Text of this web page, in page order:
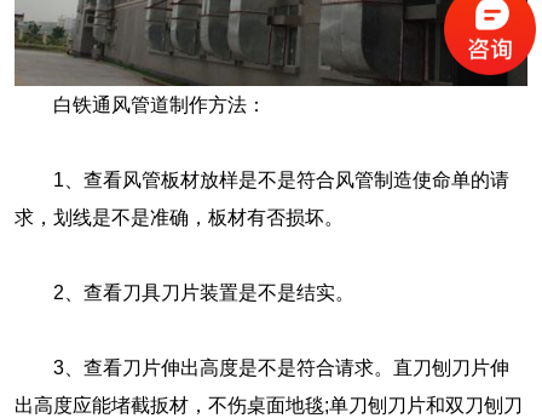
白铁通风管道制作方法：
1、查看风管板材放样是不是符合风管制造使命单的请
求，划线是不是准确，板材有否损坏。
2、查看刀具刀片装置是不是结实。
3、查看刀片伸出高度是不是符合请求。直刀刨刀片伸
出高度应能堵截扳材，不伤桌面地毯;单刀刨刀片和双刀刨刀